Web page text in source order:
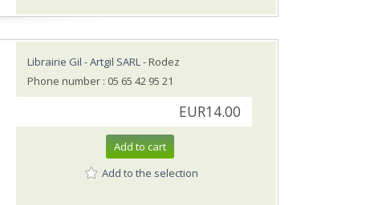
Librairie Gil - Artgil SARL- Rodez
Phone number : 05 65 42 95 21
EUR14.00
Add to cart
Add to the selection